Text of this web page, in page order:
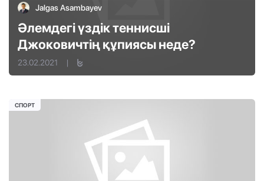
Jalgas Asambayev
Әлемдегі үздік теннисші
Джоковичтің құпиясы неде?
23.02.2021 |
СПОРТ